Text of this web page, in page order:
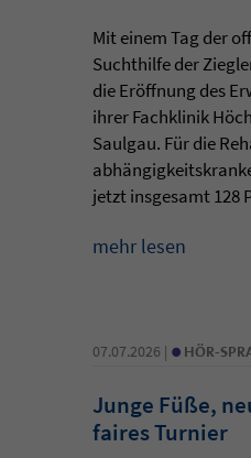
Mit einem Tag der
Suchthilfe der
die Eröffnung des
ihrer Fachklinik
Saulgau. Für die
jetzt insgesamt 128
mehr lesen
07.07.2026 | • HÖR-
Junge Füße,
faires Turnier